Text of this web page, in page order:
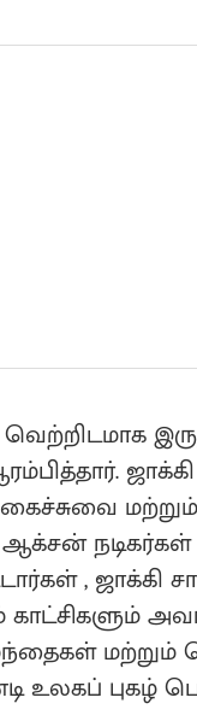
நகைச்சுவை
ஆக்சன்
, ஜாக்கி
உலகப் புகழ்